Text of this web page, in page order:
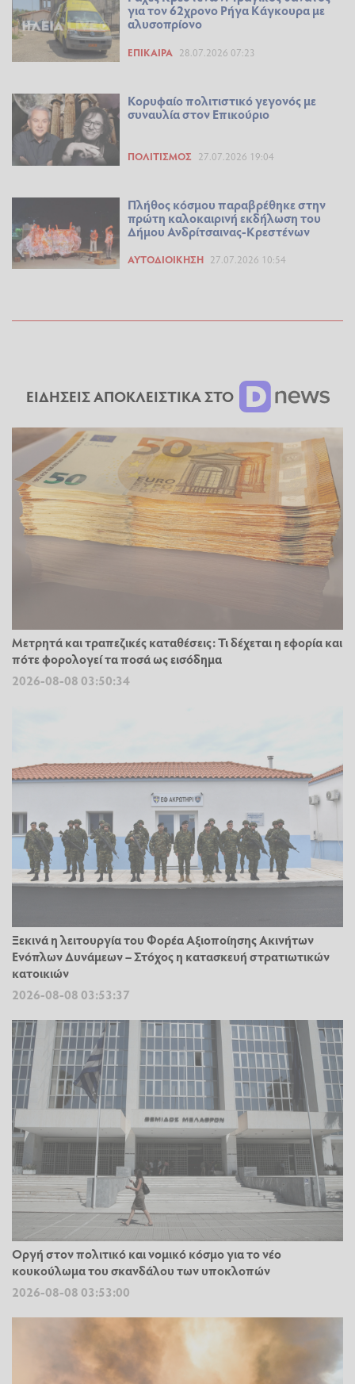
για τον 62χρονο Ρήγα Κάγκουρα με
αλυσοπρίονο
ΕΠΊΚΑΙΡΑ 28.07.2026 07:23
Κορυφαίο πολιτιστικό γεγονός με
συναυλία στον Επικούριο
ΠΟΛΙΤΙΣΜΌΣ 27.07.2026 19:04
Πλήθος κόσμου παραβρέθηκε στην
πρώτη καλοκαιρινή εκδήλωση του
Δήμου Ανδρίτσαινας-Κρεστένων
ΑΥΤΟΔΙΟΊΚΗΣΗ 27.07.2026 10:54
ΕΙΔΗΣΕΙΣ ΑΠΟΚΛΕΙΣΤΙΚΑ ΣΤΟ
Μετρητά και τραπεζικές καταθέσεις: Τι δέχεται η εφορία και
πότε φορολογεί τα ποσά ως εισόδημα
2026-08-08 03:50:34
Ξεκινά η λειτουργία του Φορέα Αξιοποίησης Ακινήτων
Ενόπλων Δυνάμεων – Στόχος η κατασκευή στρατιωτικών
κατοικιών
2026-08-08 03:53:37
Οργή στον πολιτικό και νομικό κόσμο για το νέο
κουκούλωμα του σκανδάλου των υποκλοπών
2026-08-08 03:53:00